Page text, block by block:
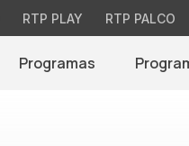
RTP PLAY RTP PALCO
Programas